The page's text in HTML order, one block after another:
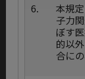
6.
本規
子力
ぼす
的以
合に